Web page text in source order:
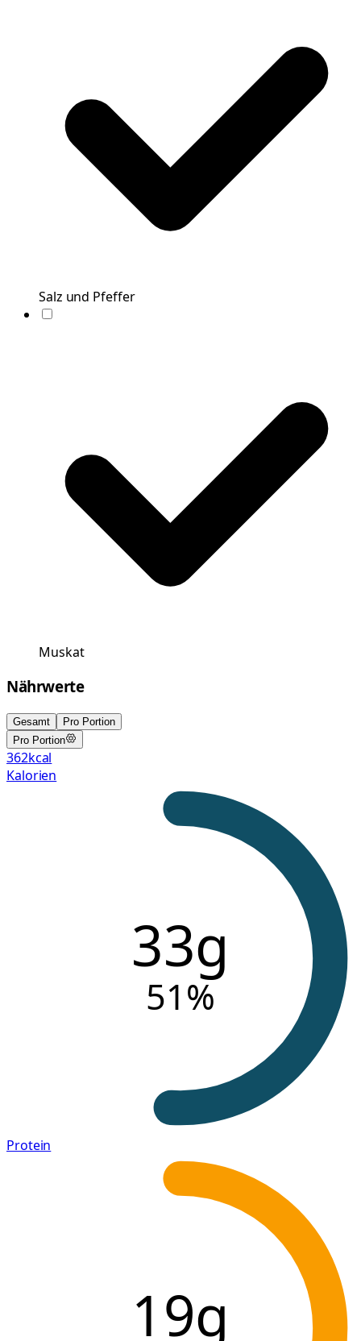
Salz und Pfeffer
Muskat
Nährwerte
Gesamt
Pro Portion
Pro Portion
362kcal
Kalorien
33g
51%
Protein
19g